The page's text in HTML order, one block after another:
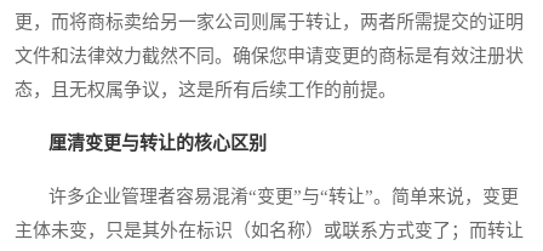
更，而将商标卖给另一家公司则属于转让，两者所需提交的证明
文件和法律效力截然不同。确保您申请变更的商标是有效注册状
态，且无权属争议，这是所有后续工作的前提。
厘清变更与转让的核心区别
许多企业管理者容易混淆“变更”与“转让”。简单来说，变更
主体未变，只是其外在标识（如名称）或联系方式变了；而转让